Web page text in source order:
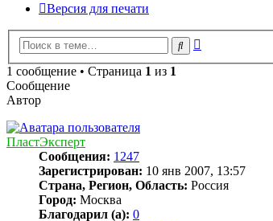
Версия для печати
Поиск
1 сообщение • Страница 1 из 1
Сообщение
Автор
ПластЭксперт
Сообщения: 1247
Зарегистрирован: 10 янв 2007, 13:57
Страна, Регион, Область: Россия
Город: Москва
Благодарил (а): 0